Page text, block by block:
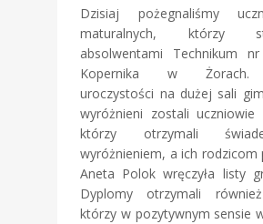
Dzisiaj pożegnaliśmy
maturalnych, którzy
absolwentami Technikum
Kopernika w Żorach.
uroczystości na dużej sali
wyróżnieni zostali uczniowie
którzy otrzymali
wyróżnieniem, a ich rodzicom
Aneta Polok wręczyła listy
Dyplomy otrzymali
którzy w pozytywnym sensie